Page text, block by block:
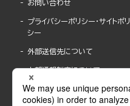
お問い合わせ
プライバシーポリシー・サイトポリ
シー
外部送信先について
内部通報制度について